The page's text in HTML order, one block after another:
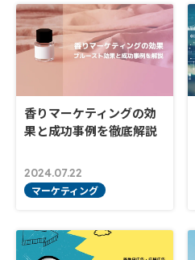
香りマーケティングの効
果と成功事例を徹底解説
2024.07.22
マーケティング